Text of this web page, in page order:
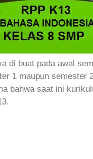
di buat pada awal
1 maupun semester
bahwa saat ini